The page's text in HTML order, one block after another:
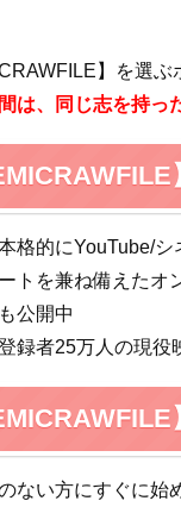
】を選ぶ
は、同じ志を持っ
格的にYouTube/
トを兼ね備えたオ
公開中
録者25万人の現
ない方にすぐに始